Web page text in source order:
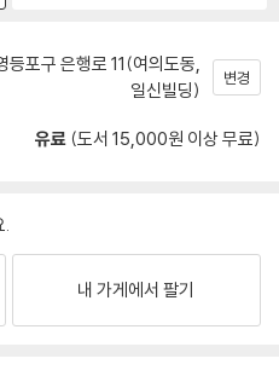
등포구 은행로 11(여의도동,
일신빌딩)
변경
유료 (도서 15,000원 이상 무료)
.
내 가게에서 팔기